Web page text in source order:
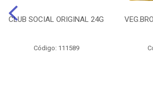
CLUB SOCIAL ORIGINAL 24G
Código: 111589